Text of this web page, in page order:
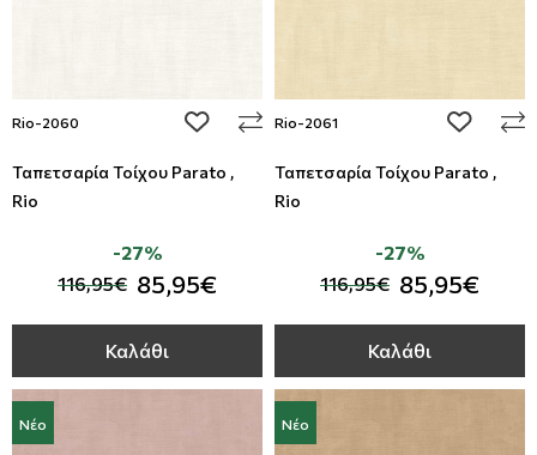
Rio-2060 add to wishlist
Ταπετσαρία Τοίχου Parato ,
Rio
116,95€ 85,95€
-27%
Καλάθι
Rio-2061 add to
Ταπετσαρία Τοίχου Parato ,
Rio
116,95€ 85,95€
-27%
Καλάθι
Νέο Νέο